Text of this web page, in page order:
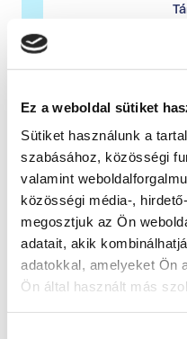
Ez a weboldal sütiket
Sütiket használunk a
szabásához, közösségi
valamint
közösségi média-,
megosztjuk az Ön
adatait, akik
adatokkal, amelyeket Ön
Ön által használt más
További lépések a
A TISZA alelnöke,
Kormánybiztos
Teljes állapot
A probléma
Hozzászóláshoz